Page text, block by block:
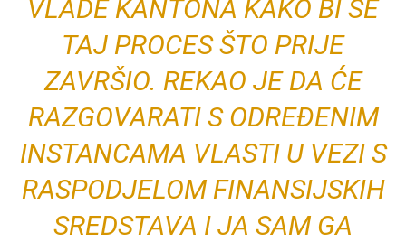
VLADE KANTONA KAKO BI SE
TAJ PROCES ŠTO PRIJE
ZAVRŠIO. REKAO JE DA ĆE
RAZGOVARATI S ODREĐENIM
INSTANCAMA VLASTI U VEZI S
RASPODJELOM FINANSIJSKIH
SREDSTAVA I JA SAM GA